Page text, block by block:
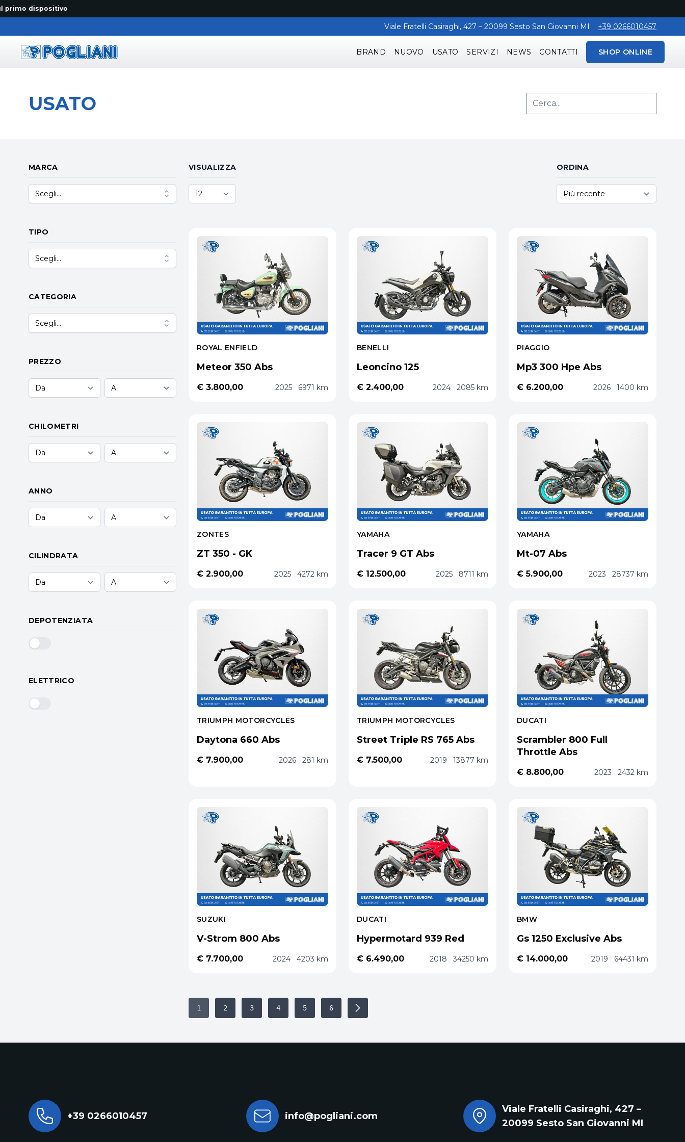
dispositivo
Viale Fratelli Casiraghi, 427 – 20099 Sesto San Giovanni MI +39 0266010457
BRAND NUOVO USATO SERVIZI NEWS CONTATTI SHOP ONLINE
USATO
MARCA
Scegli...
TIPO
Scegli...
CATEGORIA
Scegli...
PREZZO
CHILOMETRI
ANNO
CILINDRATA
DEPOTENZIATA
ELETTRICO
VISUALIZZA ORDINA
ROYAL ENFIELD
Meteor 350 Abs
€ 3.800,00 2025 6971 km
BENELLI
Leoncino 125
€ 2.400,00 2024 2085 km
PIAGGIO
Mp3 300 Hpe Abs
€ 6.200,00 2026 1400 km
ZONTES
ZT 350 - GK
€ 2.900,00 2025 4272 km
YAMAHA
Tracer 9 GT Abs
€ 12.500,00 2025 8711 km
YAMAHA
Mt-07 Abs
€ 5.900,00 2023 28737 km
TRIUMPH MOTORCYCLES
Daytona 660 Abs
€ 7.900,00 2026 281 km
TRIUMPH MOTORCYCLES
Street Triple RS 765 Abs
€ 7.500,00 2019 13877 km
DUCATI
Scrambler 800 Full
Throttle Abs
€ 8.800,00 2023 2432 km
SUZUKI
V-Strom 800 Abs
€ 7.700,00 2024 4203 km
DUCATI
Hypermotard 939 Red
€ 6.490,00 2018 34250 km
BMW
Gs 1250 Exclusive Abs
€ 14.000,00 2019 64431 km
1 2 3 4 5 6
+39 0266010457 info@pogliani.com
Viale Fratelli Casiraghi, 427 –
20099 Sesto San Giovanni MI